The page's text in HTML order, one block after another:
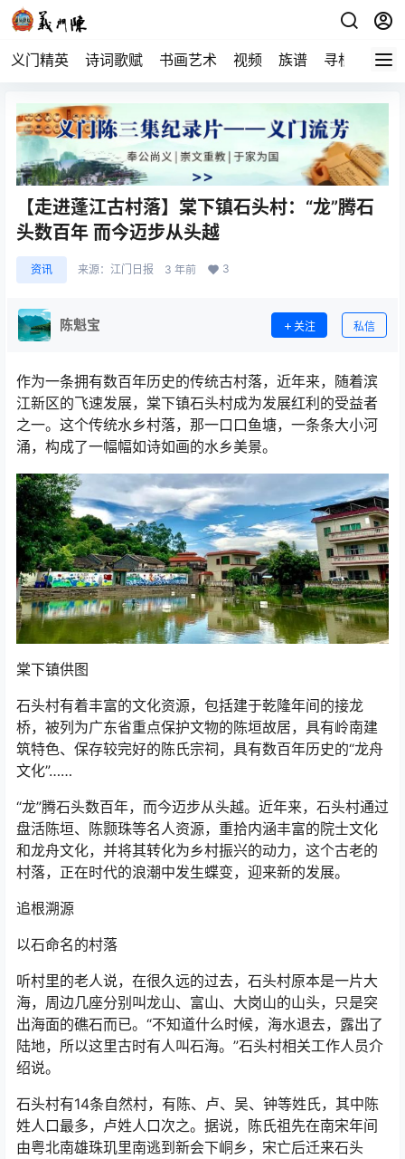
义门精英 诗词歌赋 书画艺术 视频 族谱 寻根
【走进蓬江古村落】棠下镇石头村：“龙”腾石
头数百年 而今迈步从头越
资讯 来源： 江门日报 3 年前 3
陈魁宝 关注 私信
作为一条拥有数百年历史的传统古村落，近年来，随着滨
江新区的飞速发展，棠下镇石头村成为发展红利的受益者
之一。这个传统水乡村落，那一口口鱼塘，一条条大小河
涌，构成了一幅幅如诗如画的水乡美景。
棠下镇供图
石头村有着丰富的文化资源，包括建于乾隆年间的接龙
桥，被列为广东省重点保护文物的陈垣故居，具有岭南建
筑特色、保存较完好的陈氏宗祠，具有数百年历史的“龙舟
文化”……
“龙”腾石头数百年，而今迈步从头越。近年来，石头村通过
盘活陈垣、陈颢珠等名人资源，重拾内涵丰富的院士文化
和龙舟文化，并将其转化为乡村振兴的动力，这个古老的
村落，正在时代的浪潮中发生蝶变，迎来新的发展。
追根溯源
以石命名的村落
听村里的老人说，在很久远的过去，石头村原本是一片大
海，周边几座分别叫龙山、富山、大岗山的山头，只是突
出海面的礁石而已。“不知道什么时候，海水退去，露出了
陆地，所以这里古时有人叫石海。”石头村相关工作人员介
绍说。
石头村有14条自然村，有陈、卢、吴、钟等姓氏，其中陈
姓人口最多，卢姓人口次之。据说，陈氏祖先在南宋年间
由粤北南雄珠玑里南逃到新会下峒乡，宋亡后迁来石头